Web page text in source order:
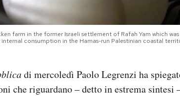
farm in the former Israeli settlement of Rafah Yam which
consumption in the Hamas-run Palestinian coastal
di mercoledì Paolo Legrenzi ha
che riguardano – detto in estrema sintesi